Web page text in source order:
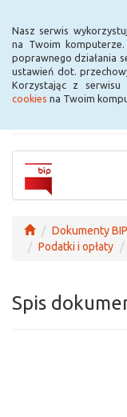
Nasz serwis
na Twoim
poprawnego działania
ustawień dot.
Korzystając z serwisu
cookies na Twoim
Urząd
Dokumenty BIP
Podatki i opłaty
Spis